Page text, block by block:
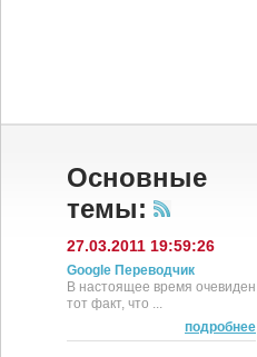
Основные
темы:
27.03.2011 19:59:26
Google Переводчик
В настоящее время очевиден
тот факт, что ...
подробнее